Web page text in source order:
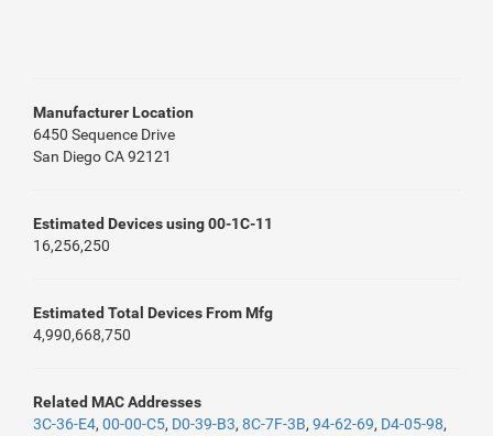
Manufacturer Location
6450 Sequence Drive
San Diego CA 92121
Estimated Devices using 00-1C-11
16,256,250
Estimated Total Devices From Mfg
4,990,668,750
Related MAC Addresses
3C-36-E4, 00-00-C5, D0-39-B3, 8C-7F-3B, 94-62-69, D4-05-98,